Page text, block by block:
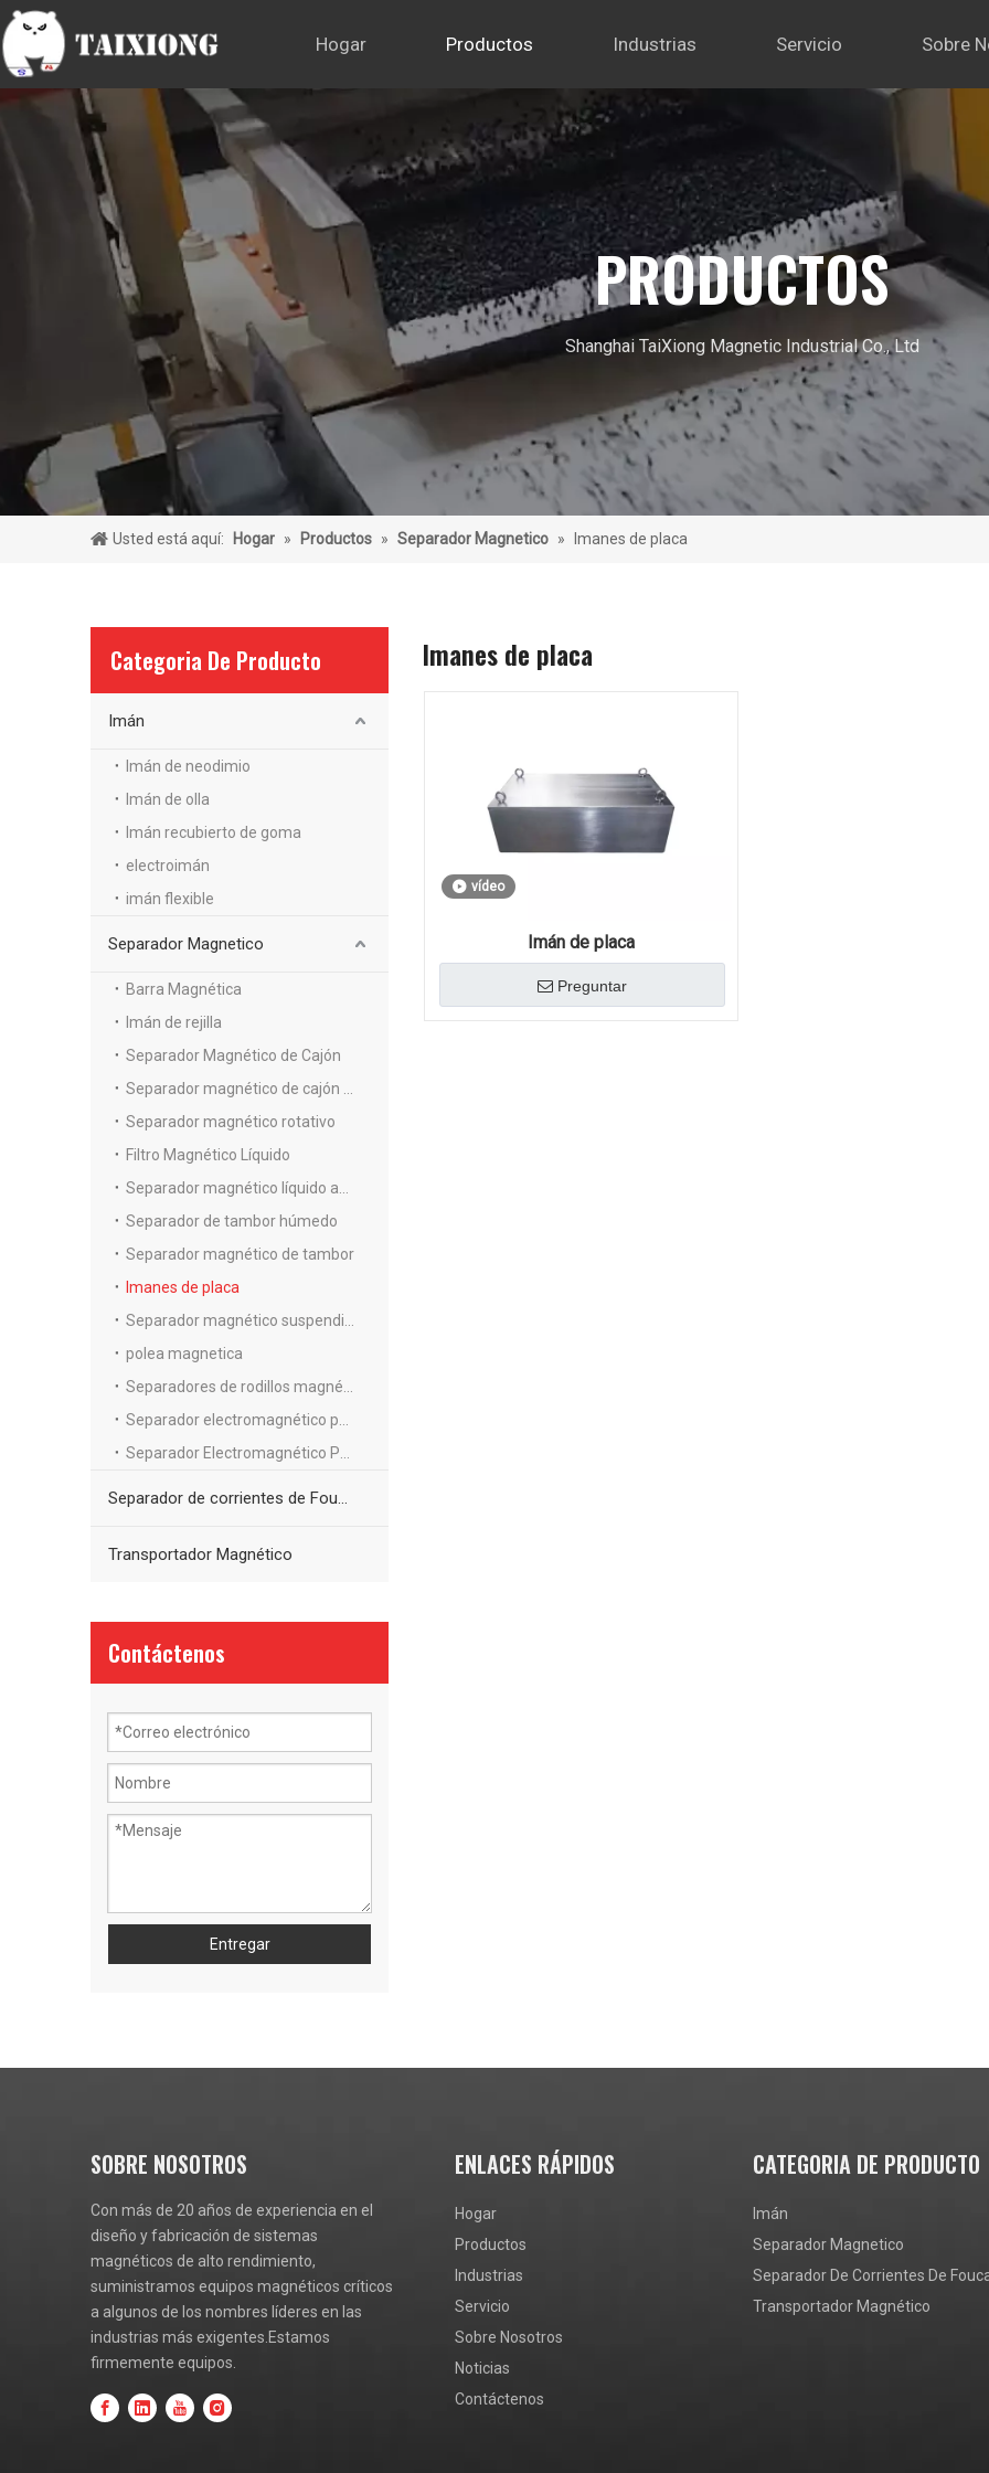
Hogar Productos Industrias Servicio Sobre
PRODUCTOS
Shanghai TaiXiong Magnetic Industrial Co., Ltd
Usted está aquí: Hogar » Productos » Separador Magnetico » Imanes de placa
Categoria De Producto
Imán
Imán de neodimio
Imán de olla
Imán recubierto de goma
electroimán
imán flexible
Separador Magnetico
Barra Magnética
Imán de rejilla
Separador Magnético de Cajón
Separador magnético rotativo
Filtro Magnético Líquido
Separador de tambor húmedo
Separador magnético de tambor
Imanes de placa
polea magnetica
Separador de corrientes de Foucault
Transportador Magnético
Contáctenos
Entregar
Imanes de placa
vídeo
Imán de placa
Preguntar
SOBRE NOSOTROS
Con más de 20 años de experiencia en el
diseño y fabricación de sistemas
magnéticos de alto rendimiento,
suministramos equipos magnéticos críticos
a algunos de los nombres líderes en las
industrias más exigentes.Estamos
firmemente equipos.
ENLACES RÁPIDOS
Hogar
Productos
Industrias
Servicio
Sobre Nosotros
Noticias
Contáctenos
CATEGORIA DE PRODUCTO
Imán
Separador Magnetico
Separador De Corrientes De
Transportador Magnético